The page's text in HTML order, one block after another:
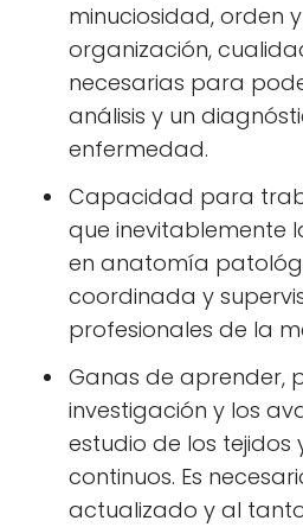
minuciosidad, orden
organización,
necesarias para
análisis y un
enfermedad.
Capacidad para
que inevitablemente
en anatomía
coordinada y
profesionales de la
Ganas de aprender,
investigación y los
estudio de los tejidos
continuos. Es
actualizado y al